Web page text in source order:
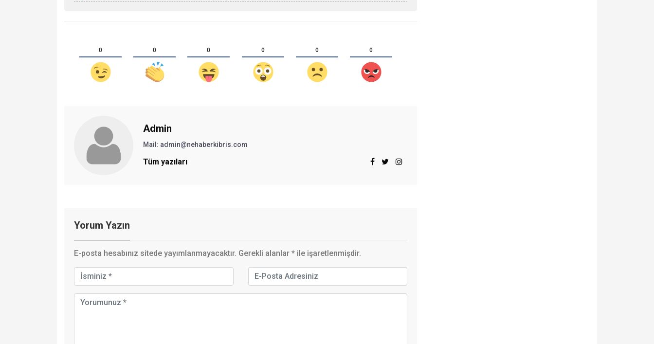
0 0 0 0 0 0
Admin
Mail: admin@nehaberkibris.com
Tüm yazıları
Yorum Yazın
E-posta hesabınız sitede yayımlanmayacaktır. Gerekli alanlar * ile işaretlenmişdir.